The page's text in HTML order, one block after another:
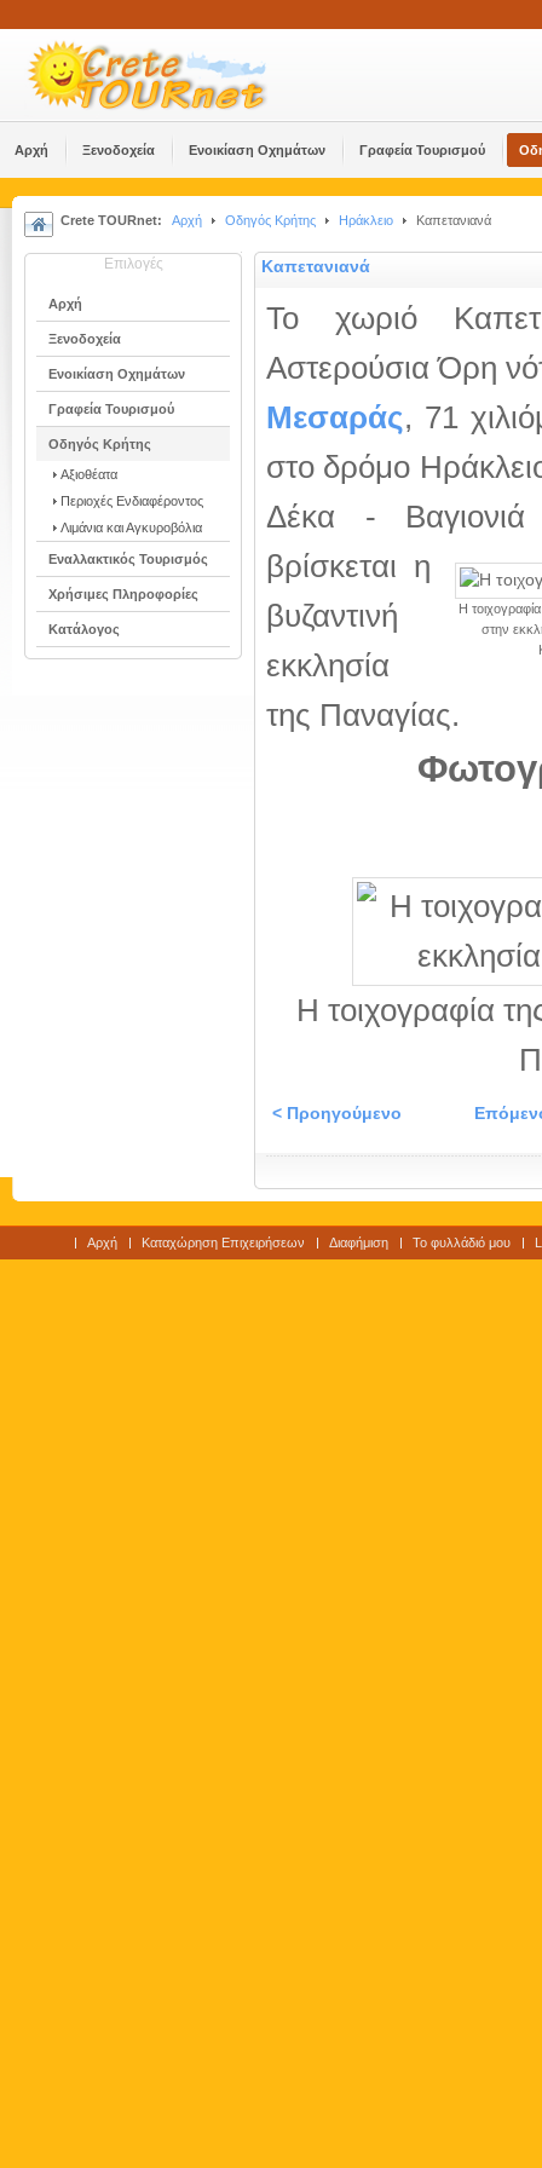
Αρχή Ξενοδοχεία Ενοικίαση Οχημάτων Γραφεία Τουρισμού
Crete TOURnet: Αρχή Οδηγός Κρήτης Ηράκλειο Καπετανιανά
Επιλογές
Αρχή
Ξενοδοχεία
Ενοικίαση Οχημάτων
Γραφεία Τουρισμού
Οδηγός Κρήτης
Αξιοθέατα
Περιοχές Ενδιαφέροντος
Λιμάνια και Αγκυροβόλια
Εναλλακτικός Τουρισμός
Χρήσιμες Πληροφορίες
Κατάλογος
Καπετανιανά
Η
στην
Το χωριό
Αστερούσια Όρη
Μεσαράς, 71
στο δρόμο
Δέκα -
βρίσκεται η
βυζαντινή
εκκλησία
της Παναγίας.
Η τοιχογραφία
< Προηγούμενο
Αρχή Καταχώρηση Επιχειρήσεων Διαφήμιση Το φυλλάδιό μου